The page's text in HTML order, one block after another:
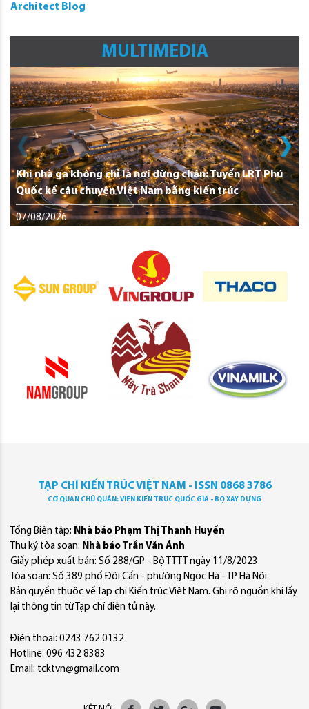
Architect Blog
MULTIMEDIA
Khi nhà ga không chỉ là nơi dừng chân: Tuyến LRT Phú
Quốc kể câu chuyện Việt Nam bằng kiến trúc
07/08/2026
TẠP CHÍ KIẾN TRÚC VIỆT NAM - ISSN 0868 3786
CƠ QUAN CHỦ QUẢN: VIỆN KIẾN TRÚC QUỐC GIA - BỘ XÂY DỰNG
Tổng Biên tập: Nhà báo Phạm Thị Thanh Huyền
Thư ký tòa soạn: Nhà báo Trần Văn Ánh
Giấy phép xuất bản: Số 288/GP - Bộ TTTT ngày 11/8/2023
Tòa soạn: Số 389 phố Đội Cấn - phường Ngọc Hà - TP Hà Nội
Bản quyền thuộc về Tạp chí Kiến trúc Việt Nam. Ghi rõ nguồn khi lấy
lại thông tin từ Tạp chí điện tử này.
Điện thoại: 0243 762 0132
Hotline: 096 432 8383
Email: tcktvn@gmail.com